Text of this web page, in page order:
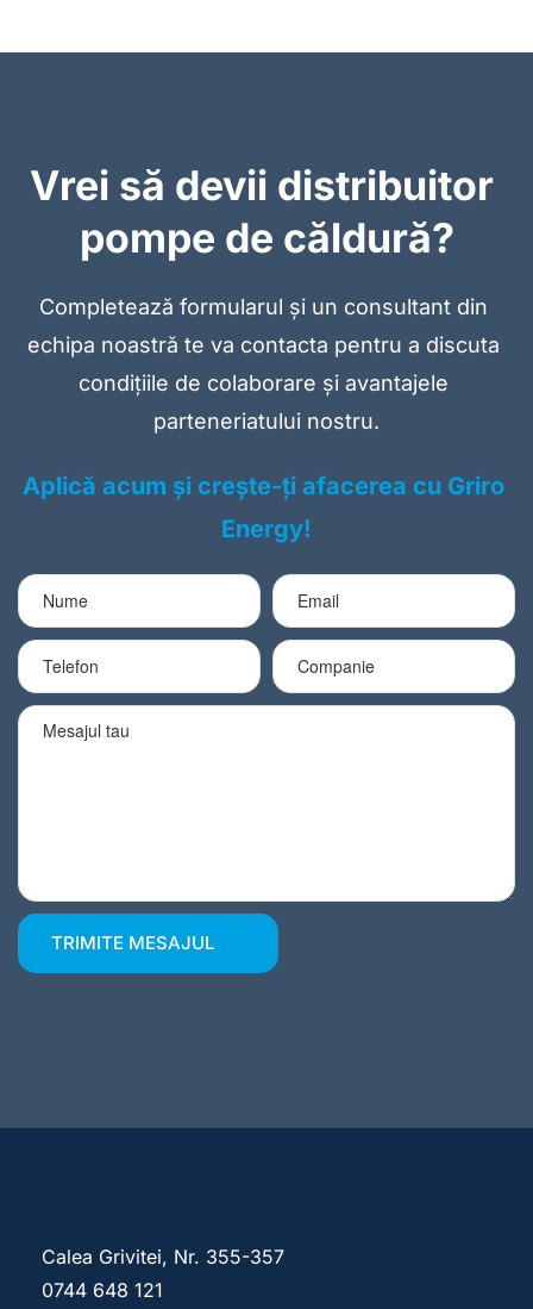
Vrei să devii distribuitor
pompe de căldură?
Completează formularul și un consultant din
echipa noastră te va contacta pentru a discuta
condițiile de colaborare și avantajele
parteneriatului nostru.
Aplică acum și crește-ți afacerea cu Griro
Energy!
TRIMITE MESAJUL
Calea Grivitei, Nr. 355-357
0744 648 121